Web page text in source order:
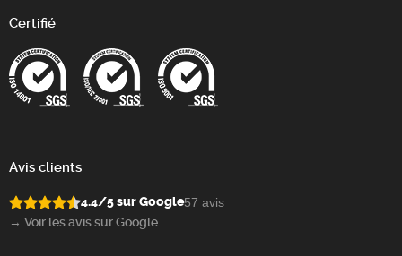
Certifié
Avis clients
4.4/5 sur Google57 avis
→ Voir les avis sur Google